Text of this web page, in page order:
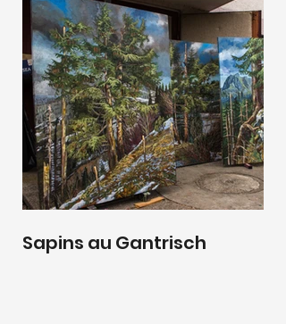
Sapins au Gantrisch